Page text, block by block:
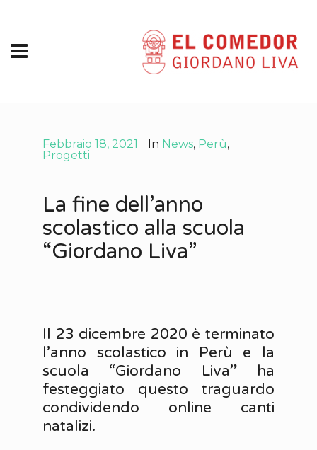
Febbraio 18, 2021 In News, Perù,
Progetti
La fine dell’anno
scolastico alla scuola
“Giordano Liva”
Il 23 dicembre 2020 è terminato
l’anno scolastico in Perù e la
scuola “Giordano Liva” ha
festeggiato questo traguardo
condividendo online canti
natalizi.